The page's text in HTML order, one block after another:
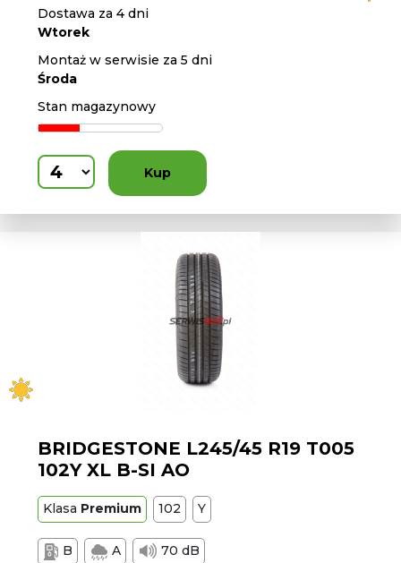
Dostawa za 4 dni
Wtorek
Montaż w serwisie za 5 dni
Środa
Stan magazynowy
Kup
BRIDGESTONE L245/45 R19 T005
102Y XL B-SI AO
Klasa Premium 102 Y
B A 70 dB